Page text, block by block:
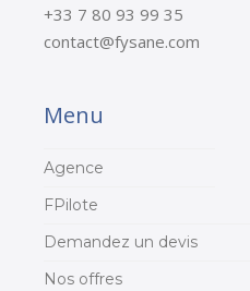
+33 7 80 93 99 35
contact@fysane.com
Menu
Agence
FPilote
Demandez un devis
Nos offres